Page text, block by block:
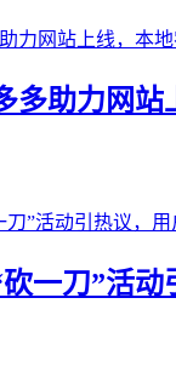
多助力网
砍一刀”活